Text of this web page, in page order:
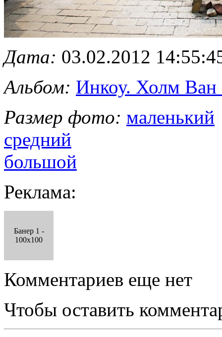
Дата: 03.02.2012
Альбом: Инкоу. Холм
Размер фото: маленький
средний
большой
Реклама:
Банер 1 -
100x100
Комментариев еще нет
Чтобы оставить